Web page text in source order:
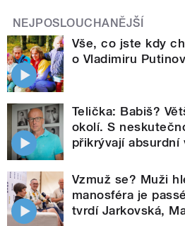
NEJPOSLOUCHANĚJŠÍ
Vše, co jste kdy
o Vladimiru
Telička: Babiš?
okolí. S
přikrývají absurdní
Vzmuž se? Muži
manosféra je
tvrdí Jarkovská,